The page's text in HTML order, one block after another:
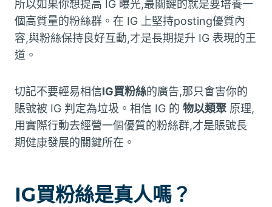
所以如果你想提高 IG 曝光,最關鍵的就是要培養一
個高質量的粉絲群。在 IG 上堅持posting優質內
容,與粉絲保持良好互動,才是長期提升 IG 表現的王
道。
切記不要輕易相信IG買粉絲的廣告,那只會害你的
賬號被 IG 判定為垃圾。相信 IG 的 物以類聚 原理,
用實際行動去經營一個優質的粉絲群,才是賬號長
期健康發展的關鍵所在。
IG買粉絲是真人嗎？